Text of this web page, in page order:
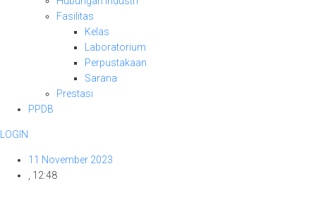
Fasilitas
Kelas
Laboratorium
Perpustakaan
Sarana
Prestasi
PPDB
LOGIN
11 November 2023
12:48